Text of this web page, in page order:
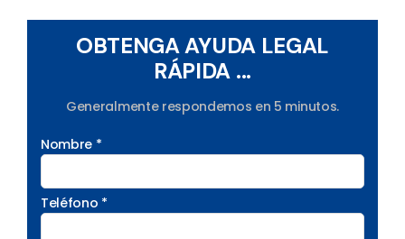
OBTENGA AYUDA LEGAL
RÁPIDA ...
Generalmente respondemos en 5 minutos.
Nombre *
Teléfono *